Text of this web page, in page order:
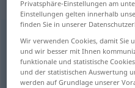
„beginnen“:
beginnen v/t begann
Übersicht aller
(Für mehr Details die
Privatsphäre-Einstellungen am
Einstellungen gelten innerhalb
finden Sie in unserer
Wir verwenden Cookies, damit Sie
und wir besser mit Ihnen
funktionale und statistische
und der statistischen Auswertung
werden auf Grundlage unserer